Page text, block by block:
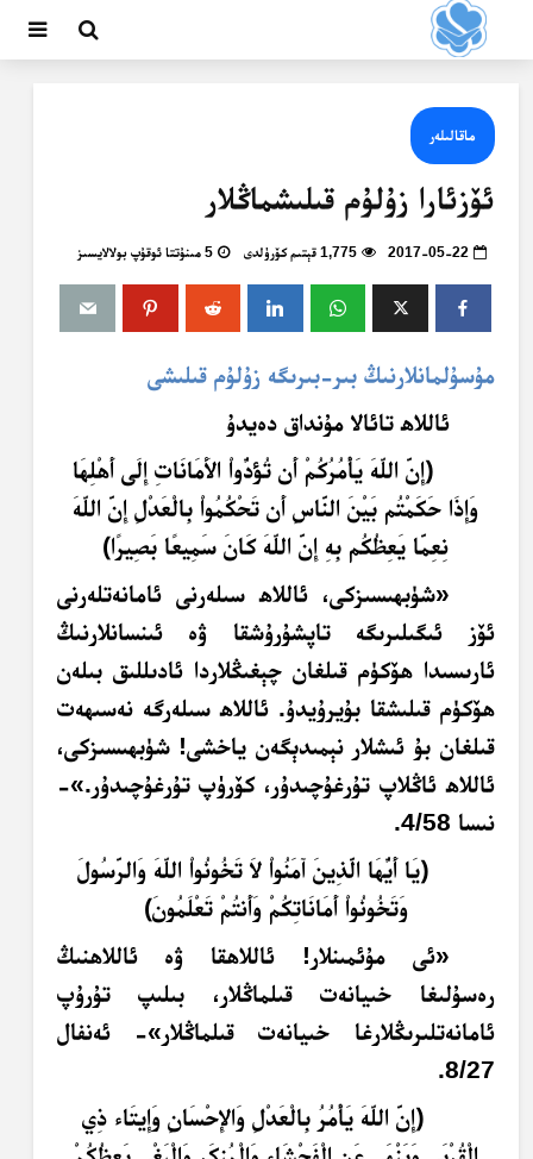
ماقالىلەر
ئۆزئارا زۇلۇم قىلىشماڭلار
2017-05-22 1,775 قېتىم كۆرۈلدى 5 مىنۇتتا ئوقۇپ بولالايسىز
مۇسۇلمانلارنىڭ بىر-بىرىگە زۇلۇم قىلىشى
ئاللاھ تائالا مۇنداق دەيدۇ
﴿إِنَّ اللّهَ يَأْمُرُكُمْ أَن تُؤدُّواْ الأَمَانَاتِ إِلَى أَهْلِهَا
وَإِذَا حَكَمْتُم بَيْنَ النَّاسِ أَن تَحْكُمُواْ بِالْعَدْلِ إِنَّ اللّهَ
نِعِمَّا يَعِظُكُم بِهِ إِنَّ اللّهَ كَانَ سَمِيعًا بَصِيرًا﴾
«شۈبھىسىزكى، ئاللاھ سىلەرنى ئامانەتلەرنى
ئۆز ئىگىلىرىگە تاپشۇرۇشقا ۋە ئىنسانلارنىڭ
ئارىسىدا ھۆكۈم قىلغان چېغىڭلاردا ئادىللىق بىلەن
ھۆكۈم قىلىشقا بۇيرۇيدۇ. ئاللاھ سىلەرگە نەسىھەت
قىلغان بۇ ئىشلار نېمىدېگەن ياخشى! شۈبھىسىزكى،
ئاللاھ ئاڭلاپ تۇرغۇچىدۇر، كۆرۈپ تۇرغۇچىدۇر.»-
نىسا 4/58.
﴿يَا أَيُّهَا الَّذِينَ آمَنُواْ لاَ تَخُونُواْ اللّهَ وَالرَّسُولَ
وَتَخُونُواْ أَمَانَاتِكُمْ وَأَنتُمْ تَعْلَمُونَ﴾
«ئى مۇئمىنلار! ئاللاھقا ۋە ئاللاھنىڭ
رەسۇلىغا خىيانەت قىلماڭلار، بىلىپ تۇرۇپ
ئامانەتلىرىڭلارغا خىيانەت قىلماڭلار»- ئەنفال
8/27.
﴿إِنَّ اللّهَ يَأْمُرُ بِالْعَدْلِ وَالإِحْسَانِ وَإِيتَاء ذِي